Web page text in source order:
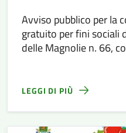
Avviso pubblico per la
gratuito per fini sociali
delle Magnolie n. 66,
LEGGI DI PIÙ